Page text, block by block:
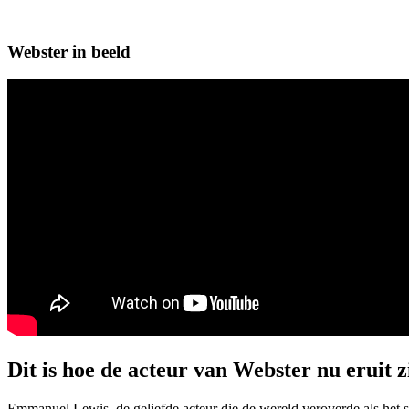
Webster in beeld
Dit is hoe de acteur van Webster nu eruit